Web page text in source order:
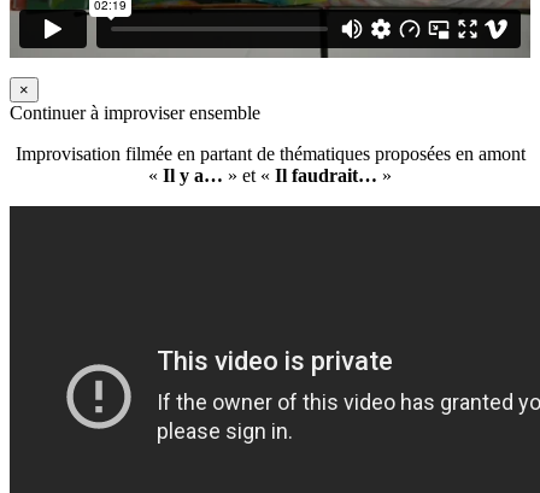
×
Continuer à improviser ensemble
Improvisation filmée en partant de thématiques proposées en amont
« Il y a… » et « Il faudrait… »